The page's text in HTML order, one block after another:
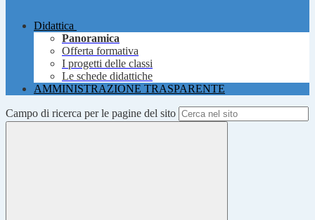
Didattica
Panoramica
Offerta formativa
I progetti delle classi
Le schede didattiche
AMMINISTRAZIONE TRASPARENTE
Campo di ricerca per le pagine del sito